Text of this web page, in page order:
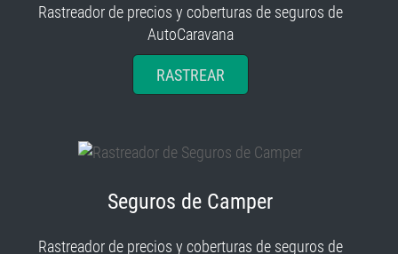
Rastreador de precios y coberturas de seguros de
AutoCaravana
RASTREAR
Seguros de Camper
Rastreador de precios y coberturas de seguros de